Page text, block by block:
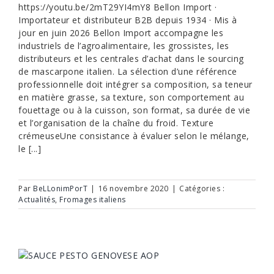
https://youtu.be/2mT29YI4mY8 Bellon Import ·
Importateur et distributeur B2B depuis 1934 · Mis à
jour en juin 2026 Bellon Import accompagne les
industriels de l’agroalimentaire, les grossistes, les
distributeurs et les centrales d’achat dans le sourcing
de mascarpone italien. La sélection d’une référence
professionnelle doit intégrer sa composition, sa teneur
en matière grasse, sa texture, son comportement au
fouettage ou à la cuisson, son format, sa durée de vie
et l’organisation de la chaîne du froid. Texture
crémeuseUne consistance à évaluer selon le mélange,
le [...]
Par BeLLonimPorT | 16 novembre 2020 | Catégories :
Actualités, Fromages italiens